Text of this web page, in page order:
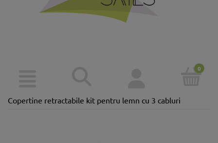
Copertine retractabile kit pentru lemn cu 3 cabluri